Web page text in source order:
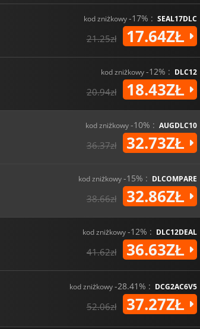
kod zniżkowy-17% : SEAL17DLC
21.25zł 17.64ZŁ
kod zniżkowy-12% : DLC12
20.94zł 18.43ZŁ
kod zniżkowy-10% : AUGDLC10
36.37zł 32.73ZŁ
kod zniżkowy-15% : DLCOMPARE
38.66zł 32.86ZŁ
kod zniżkowy-12% : DLC12DEAL
41.62zł 36.63ZŁ
kod zniżkowy-28.41% : DCG2AC6V5
52.06zł 37.27ZŁ